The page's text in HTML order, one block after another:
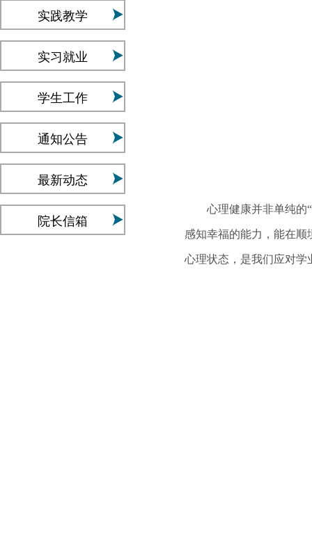
实践教学
实习就业
学生工作
通知公告
最新动态
院长信箱
心理健康并非单纯的“
感知幸福的能力，能在
心理状态，是我们应对学